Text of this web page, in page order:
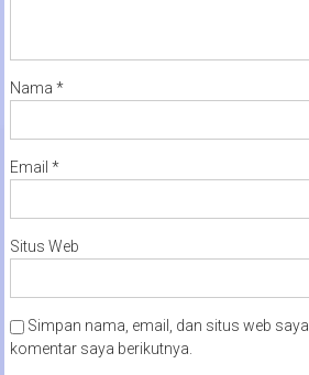
Nama *
Email *
Situs Web
Simpan nama, email, dan situs web
komentar saya berikutnya.